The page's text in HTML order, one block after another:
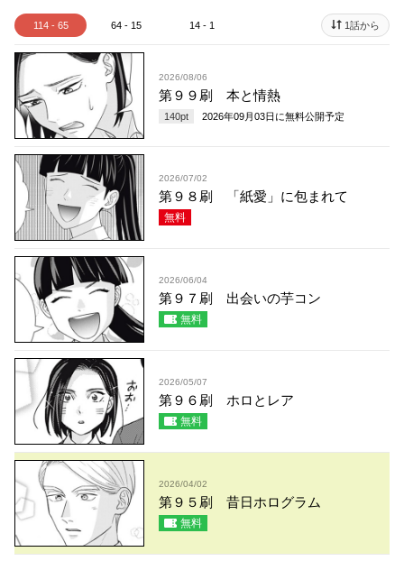
114 - 65 64 - 15 14 - 1 1話から
2026/08/06
第９９刷 本と情熱
140pt 2026年09月03日 に無料公開予定
2026/07/02
第９８刷 「紙愛」に包まれて
無料
2026/06/04
第９７刷 出会いの芋コン
無料
2026/05/07
第９６刷 ホロとレア
無料
2026/04/02
第９５刷 昔日ホログラム
無料